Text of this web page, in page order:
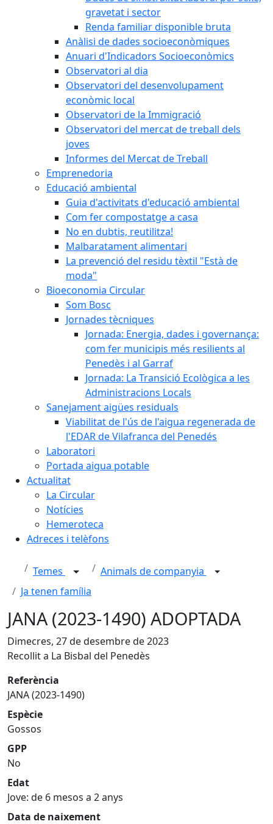
gravetat i sector
Renda familiar disponible bruta
Anàlisi de dades socioeconòmiques
Anuari d'Indicadors Socioeconòmics
Observatori al dia
Observatori del desenvolupament
econòmic local
Observatori de la Immigració
Observatori del mercat de treball dels
joves
Informes del Mercat de Treball
Emprenedoria
Educació ambiental
Guia d'activitats d'educació ambiental
Com fer compostatge a casa
No en dubtis, reutilitza!
Malbaratament alimentari
La prevenció del residu tèxtil "Està de
moda"
Bioeconomia Circular
Som Bosc
Jornades tècniques
Jornada: Energia, dades i governança:
com fer municipis més resilients al
Penedès i al Garraf
Jornada: La Transició Ecològica a les
Administracions Locals
Sanejament aigües residuals
Viabilitat de l'ús de l'aigua regenerada de
l'EDAR de Vilafranca del Penedés
Laboratori
Portada aigua potable
Actualitat
La Circular
Notícies
Hemeroteca
Adreces i telèfons
Temes
Animals de companyia
Ja tenen família
JANA (2023-1490) ADOPTADA
Dimecres, 27 de desembre de 2023
Recollit a La Bisbal del Penedès
Referència
JANA (2023-1490)
Espècie
Gossos
GPP
No
Edat
Jove: de 6 mesos a 2 anys
Data de naixement